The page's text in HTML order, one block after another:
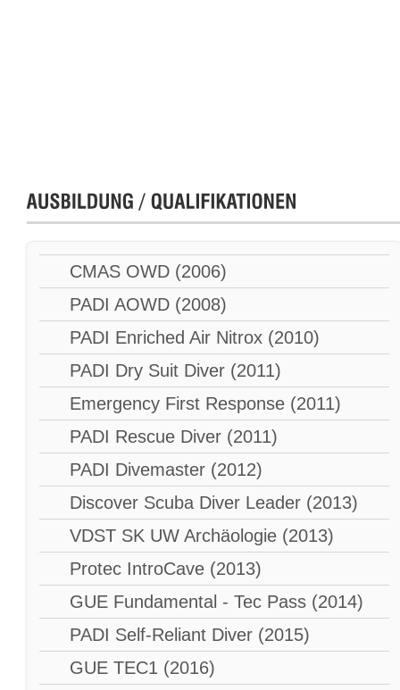
CMAS OWD (2006)
PADI AOWD (2008)
PADI Enriched Air Nitrox (2010)
PADI Dry Suit Diver (2011)
Emergency First Response (2011)
PADI Rescue Diver (2011)
PADI Divemaster (2012)
Discover Scuba Diver Leader (2013)
VDST SK UW Archäologie (2013)
Protec IntroCave (2013)
GUE Fundamental - Tec Pass (2014)
PADI Self-Reliant Diver (2015)
GUE TEC1 (2016)